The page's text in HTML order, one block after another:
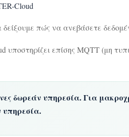
Cloud
πώς να ανεβάσετε
επίσης MQTT (μη
δωρεάν υπηρεσία. Για
υπηρεσία.